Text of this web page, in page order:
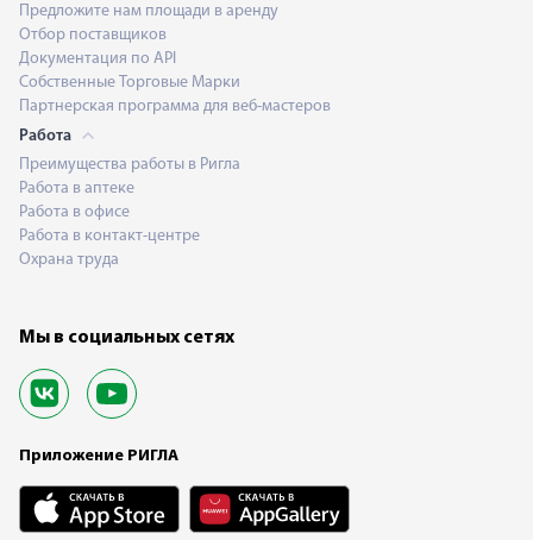
Предложите нам площади в аренду
Отбор поставщиков
Документация по API
Собственные Торговые Марки
Партнерская программа для веб-мастеров
Работа
Преимущества работы в Ригла
Работа в аптеке
Работа в офисе
Работа в контакт-центре
Охрана труда
Мы в социальных сетях
Приложение РИГЛА